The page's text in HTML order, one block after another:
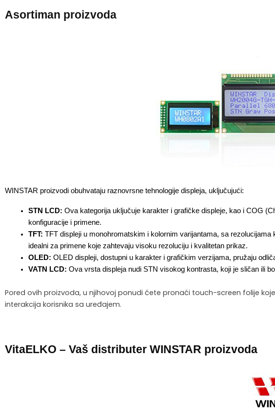
Asortiman proizvoda
WINSTAR proizvodi obuhvataju raznovrsne tehnologije displeja, uključujući:
STN LCD: Ova kategorija uključuje karakter i grafičke displeje, kao i COG
konfiguracije i primene.
TFT: TFT displeji u monohromatskim i kolornim varijantama, sa
idealni za primene koje zahtevaju visoku rezoluciju i kvalitetan prikaz.
OLED: OLED displeji, dostupni u karakter i grafičkim verzijama, pružaju
VATN LCD: Ova vrsta displeja nudi STN visokog kontrasta, koji je sličan ili
Pored ovih proizvoda, u njihovoj ponudi ćete pronaći touch-screen folije
interakcija korisnika sa uređajem.
VitaELKO – Vaš distributer WINSTAR proizvoda